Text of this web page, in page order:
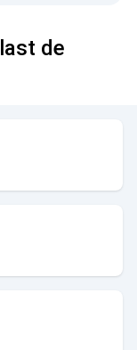
de